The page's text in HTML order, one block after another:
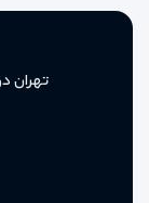
تهران